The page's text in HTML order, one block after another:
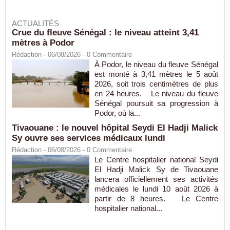
ACTUALITÉS
Crue du fleuve Sénégal : le niveau atteint 3,41
mètres à Podor
Rédaction - 06/08/2026 - 0 Commentaire
À Podor, le niveau du fleuve Sénégal
est monté à 3,41 mètres le 5 août
2026, soit trois centimètres de plus
en 24 heures. Le niveau du fleuve
Sénégal poursuit sa progression à
Podor, où la...
Tivaouane : le nouvel hôpital Seydi El Hadji Malick
Sy ouvre ses services médicaux lundi
Rédaction - 06/08/2026 - 0 Commentaire
Le Centre hospitalier national Seydi
El Hadji Malick Sy de Tivaouane
lancera officiellement ses activités
médicales le lundi 10 août 2026 à
partir de 8 heures. Le Centre
hospitalier national...